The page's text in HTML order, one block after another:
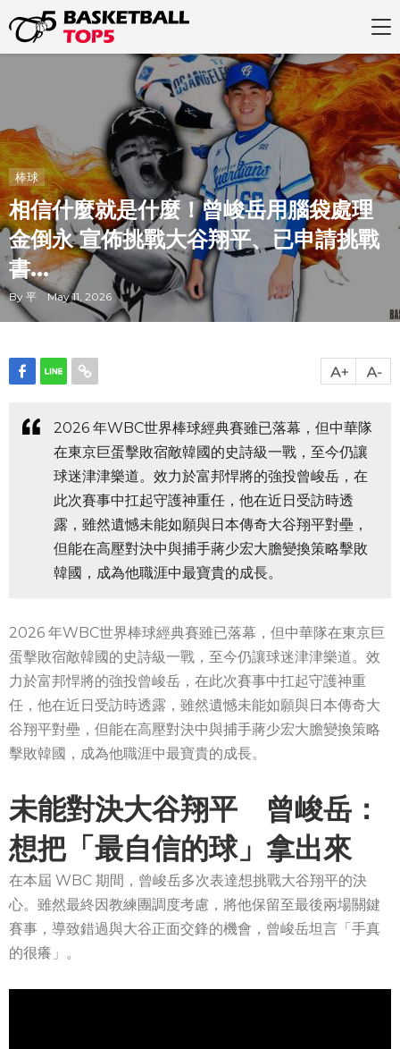
棒球
相信什麼就是什麼！曾峻岳用腦袋處理
金倒永 宣佈挑戰大谷翔平、已申請挑戰
書...
By 平 May 11, 2026
2026 年WBC世界棒球經典賽雖已落幕，但中華隊
在東京巨蛋擊敗宿敵韓國的史詩級一戰，至今仍讓
球迷津津樂道。效力於富邦悍將的強投曾峻岳，在
此次賽事中扛起守護神重任，他在近日受訪時透
露，雖然遺憾未能如願與日本傳奇大谷翔平對壘，
但能在高壓對決中與捕手蔣少宏大膽變換策略擊敗
韓國，成為他職涯中最寶貴的成長。
2026 年WBC世界棒球經典賽雖已落幕，但中華隊在東京巨
蛋擊敗宿敵韓國的史詩級一戰，至今仍讓球迷津津樂道。效
力於富邦悍將的強投曾峻岳，在此次賽事中扛起守護神重
任，他在近日受訪時透露，雖然遺憾未能如願與日本傳奇大
谷翔平對壘，但能在高壓對決中與捕手蔣少宏大膽變換策略
擊敗韓國，成為他職涯中最寶貴的成長。
未能對決大谷翔平 曾峻岳：
想把「最自信的球」拿出來
在本屆 WBC 期間，曾峻岳多次表達想挑戰大谷翔平的決
心。雖然最終因教練團調度考慮，將他保留至最後兩場關鍵
賽事，導致錯過與大谷正面交鋒的機會，曾峻岳坦言「手真
的很癢」。